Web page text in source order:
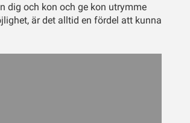
dig och kon och ge kon utrymme
är det alltid en fördel att kunna